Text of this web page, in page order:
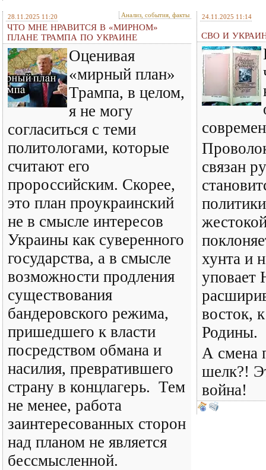
28.11.2025 11:20 Анализ, события, факты
ЧТО МНЕ НРАВИТСЯ В «МИРНОМ»
ПЛАНЕ ТРАМПА ПО УКРАИНЕ
Оценивая
«мирный план»
Трампа, в целом,
я не могу
согласиться с теми
политологами, которые
считают его
пророссийским. Скорее,
это план проукраинский
не в смысле интересов
Украины как суверенного
государства, а в смысле
возможности продления
существования
бандеровского режима,
пришедшего к власти
посредством обмана и
насилия, превратившего
страну в концлагерь. Тем
не менее, работа
заинтересованных сторон
над планом не является
бессмысленной.
24.11.2025 11:14
СВО И
связан
хунта и
восток,
Родины.
А смена
шелк?!
война!